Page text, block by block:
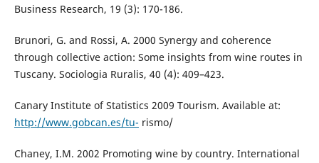
Business Research, 19 (3): 170-186.
Brunori, G. and Rossi, A. 2000 Synergy and coherence
through collective action: Some insights from wine routes in
Tuscany. Sociologia Ruralis, 40 (4): 409–423.
Canary Institute of Statistics 2009 Tourism. Available at:
http://www.gobcan.es/tu- rismo/
Chaney, I.M. 2002 Promoting wine by country. International